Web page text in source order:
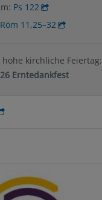
Ps 122
Röm 11,25–32
kirchliche Feiertag:
Erntedankfest